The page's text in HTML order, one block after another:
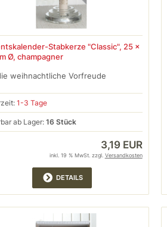
Stabkerze "Classic", 25 x
Ø, champagner
weihnachtliche Vorfreude
1-3 Tage
ab Lager:16 Stück
3,19 EUR
inkl. 19 % MwSt. zzgl. Versandkosten
DETAILS